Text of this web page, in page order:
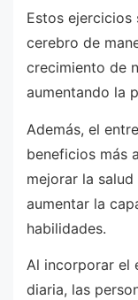
Estos ejercicios
cerebro de
crecimiento de
aumentando la
Además, el
beneficios más
mejorar la
aumentar la
habilidades.
Al incorporar el
diaria, las